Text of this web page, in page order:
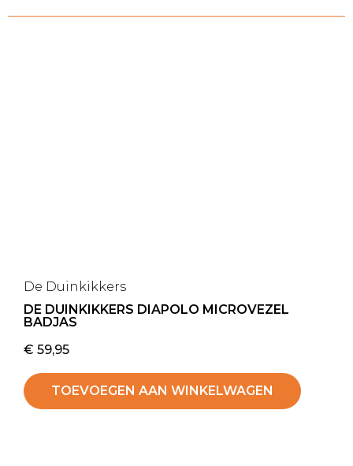
De Duinkikkers
DE DUINKIKKERS DIAPOLO MICROVEZEL
BADJAS
€ 59,95
TOEVOEGEN AAN WINKELWAGEN